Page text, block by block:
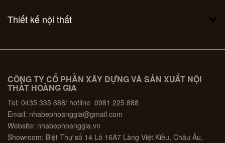
Thiết kế nội thất
CÔNG TY CỔ PHẦN XÂY DỰNG VÀ SẢN XUẤT NỘI
THẤT HOÀNG GIA
Tel: 0435 335 688/ hotline 0981 225 888
Email: nhabephoanggia@gmail.com
Website: nhabephoanggia.vn
Showroom: Biệt Thự số 14 Lô 16A7 Làng Việt Kiều, Châu Âu,